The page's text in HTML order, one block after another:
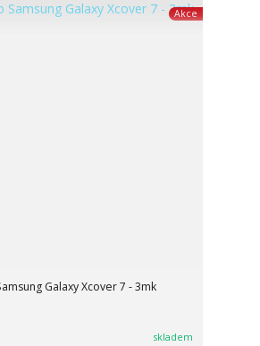
Akce
Galaxy Xcover 7 - 3mk
skladem